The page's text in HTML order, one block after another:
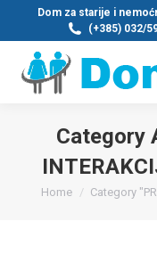
Dom za starije i
(+385) 032/
Category
You are here:
Home Category